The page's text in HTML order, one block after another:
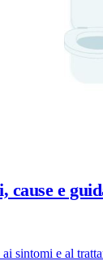
cause e
sintomi e al